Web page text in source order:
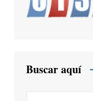
Buscar aquí